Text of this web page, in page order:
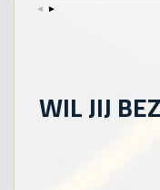
WIL JIJ